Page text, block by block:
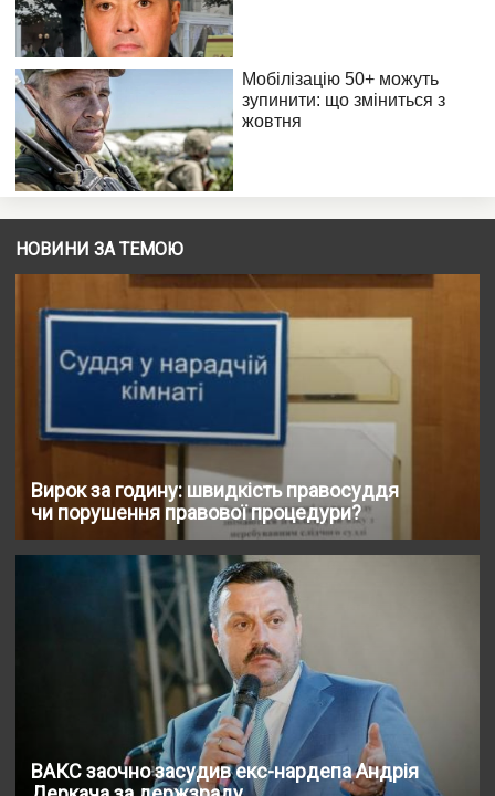
НОВИНИ ЗА ТЕМОЮ
Вирок за годину: швидкість правосуддя
чи порушення правової процедури?
ВАКС заочно засудив екс-нардепа Андрія